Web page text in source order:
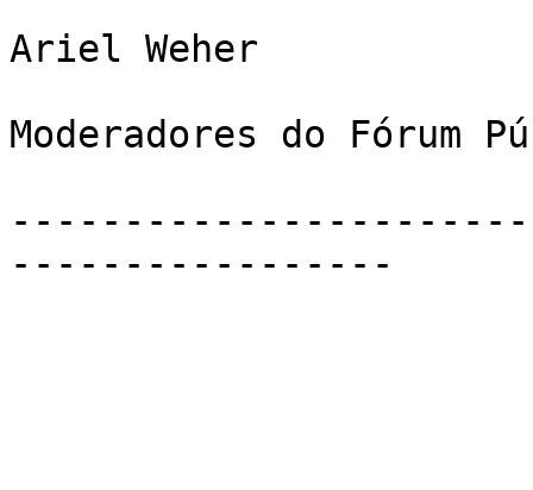
Ariel Weher
Moderadores do Fórum
-----------------